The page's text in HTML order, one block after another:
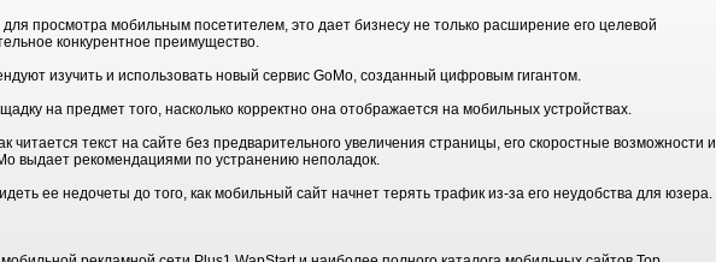
просмотра мобильным посетителем, это дает бизнесу не только расширение его целевой
конкурентное преимущество.
изучить и использовать новый сервис GoMo, созданный цифровым гигантом.
на предмет того, насколько корректно она отображается на мобильных устройствах.
читается текст на сайте без предварительного увеличения страницы, его скоростные возможности и
выдает рекомендациями по устранению неполадок.
ее недочеты до того, как мобильный сайт начнет терять трафик из-за его неудобства для юзера.